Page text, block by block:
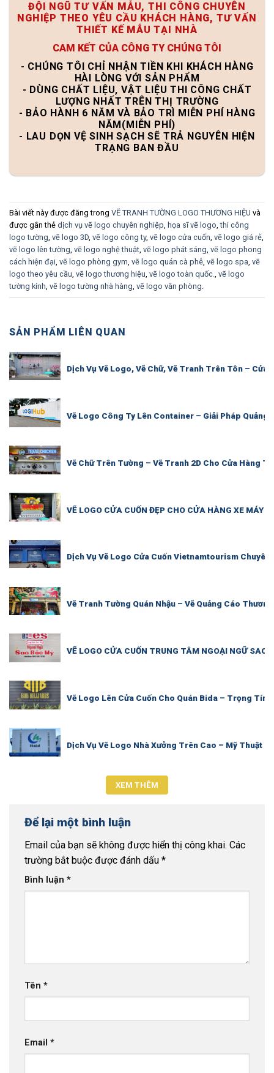
ĐỘI NGŨ TƯ VẤN MẪU, THI CÔNG CHUYÊN
NGHIỆP THEO YÊU CẦU KHÁCH HÀNG, TƯ VẤN
THIẾT KẾ MẪU TẠI NHÀ
CAM KẾT CỦA CÔNG TY CHÚNG TÔI
- CHÚNG TÔI CHỈ NHẬN TIỀN KHI KHÁCH HÀNG
HÀI LÒNG VỚI SẢN PHẨM
- DÙNG CHẤT LIỆU, VẬT LIỆU THI CÔNG CHẤT
LƯỢNG NHẤT TRÊN THỊ TRƯỜNG
- BẢO HÀNH 6 NĂM VÀ BẢO TRÌ MIỄN PHÍ HÀNG
NĂM(MIỄN PHÍ)
- LAU DỌN VỆ SINH SẠCH SẼ TRẢ NGUYÊN HIỆN
TRẠNG BAN ĐẦU
Bài viết này được đăng trong VẼ TRANH TƯỜNG LOGO THƯƠNG HIỆU và
được gắn thẻ dịch vụ vẽ logo chuyên nghiệp họa sĩ vẽ logo ,thi công
logo tường vẽ logo 3D vẽ logo công ty, vẽ logo cửa cuốn vẽ logo giá rẻ
vẽ logo lên tường vẽ logo nghệ thuật vẽ logo phát sáng vẽ logo phong
cách hiện đại vẽ logo phòng gym vẽ logo quán cà phê vẽ logo spa vẽ
logo theo yêu cầu vẽ logo thương hiệu vẽ logo toàn quốc. vẽ logo
tường kính vẽ logo tường nhà hàng vẽ logo văn phòng
SẢN PHẨM LIÊN QUAN
Dịch Vụ Vẽ Logo, Vẽ Chữ, Vẽ Tranh Trên Tôn – Cửa
Vẽ Logo Công Ty Lên Container – Giải Pháp Quảng
Vẽ Chữ Trên Tường – Vẽ Tranh 2D Cho Cửa Hàng
VẼ LOGO CỬA CUỐN ĐẸP CHO CỬA HÀNG XE MÁY
Dịch Vụ Vẽ Logo Cửa Cuốn Vietnamtourism
Vẽ Tranh Tường Quán Nhậu – Vẽ Quảng Cáo
VẼ LOGO CỬA CUỐN TRUNG TÂM NGOẠI NGỮ SAO
Vẽ Logo Lên Cửa Cuốn Cho Quán Bida – Trọng Tín
Dịch Vụ Vẽ Logo Nhà Xưởng Trên Cao – Mỹ Thuật
XEM THÊM
Để lại một bình luận
Email của bạn sẽ không được hiển thị công khai. Các
trường bắt buộc được đánh dấu *
Bình luận *
Tên *
Email *